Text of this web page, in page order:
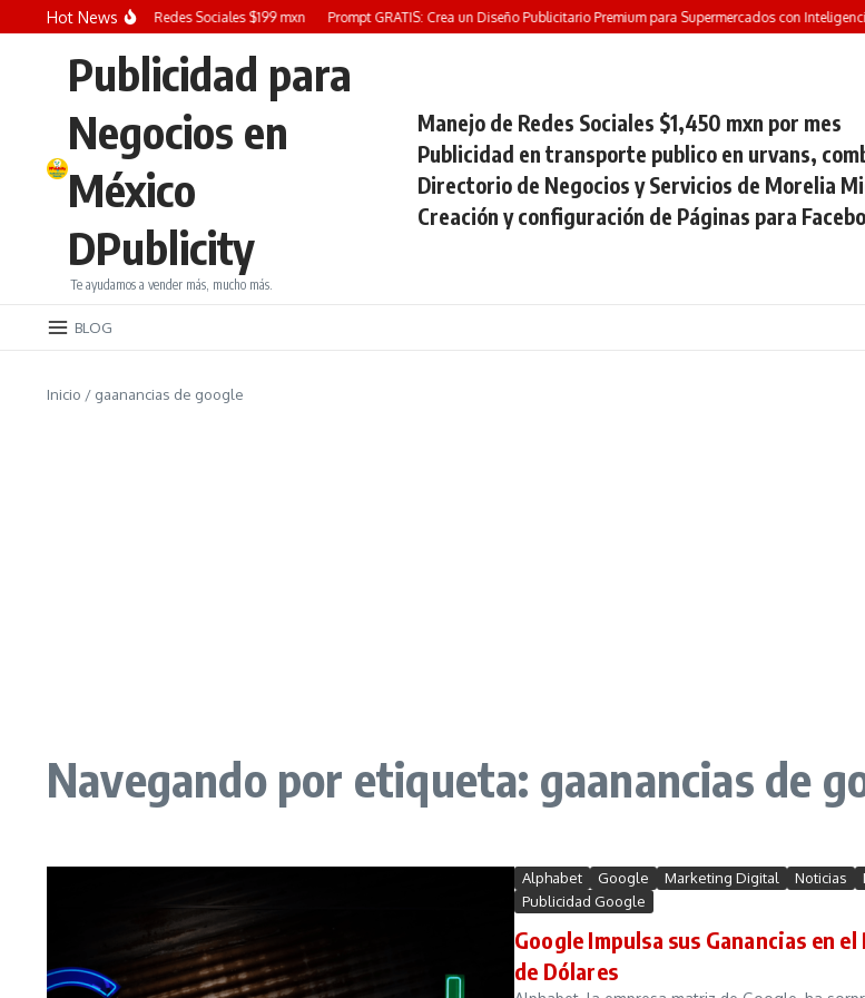
Saltar al contenido
Hot News
Diseño Grafico para Redes Sociales $199 mxn Prompt GRATIS: Crea un Diseño Publicitario Premium para Supermercados con
Publicidad para
Negocios en
México
DPublicity
Te ayudamos a vender más, mucho más.
Manejo de Redes Sociales $1,450 mxn por mes
Publicidad en transporte publico en urvans,
Directorio de Negocios y Servicios de Morelia
Creación y configuración de Páginas para
BLOG
Inicio / gaanancias de google
Navegando por etiqueta: gaanancias de
Alphabet Google Marketing Digital Noticias
Publicidad Google
Google Impulsa sus Ganancias en
de Dólares